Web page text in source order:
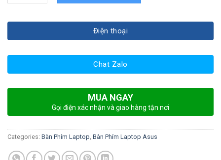
Điện thoại
Chat Zalo
MUA NGAY
Gọi điện xác nhận và giao hàng tận nơi
Categories: Bàn Phím Laptop, Bàn Phím Laptop Asus